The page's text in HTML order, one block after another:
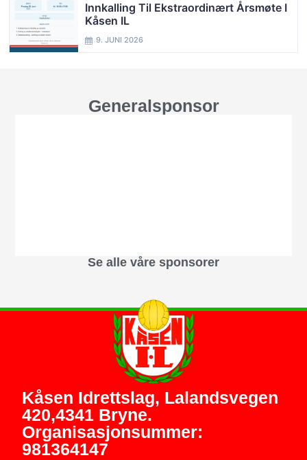
Innkalling Til Ekstraordinært Årsmøte I
Kåsen IL
9. JUNI 2026
Generalsponsor
Se alle våre sponsorer
Kåsen Idrettslag, Lalandsvegen
420,4341 Bryne.
Organisasjonsummer:
981364147